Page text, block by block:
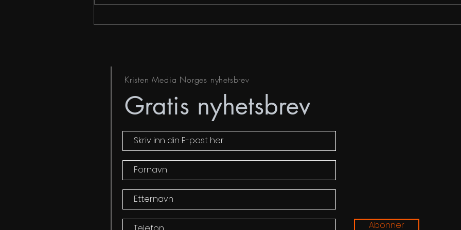
Den ondeste
Julegudstjenestene og
Kristen Media Norges nyhetsbrev
Gratis nyhetsbrev
Abonner